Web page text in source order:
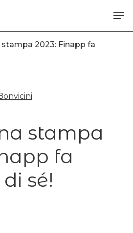
stampa 2023: Finapp fa
stampa
fa
sé!